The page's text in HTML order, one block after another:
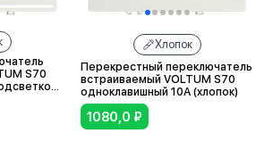
S70
Хлопок
Перекрестный переключатель
встраиваемый VOLTUM S70
одноклавишный 10А (хлопок)
1080,0 ₽